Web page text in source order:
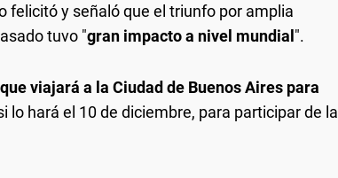
felicitó y señaló que el triunfo por amplia
tuvo "gran impacto a nivel mundial".
viajará a la Ciudad de Buenos Aires para
lo hará el 10 de diciembre, para participar de la